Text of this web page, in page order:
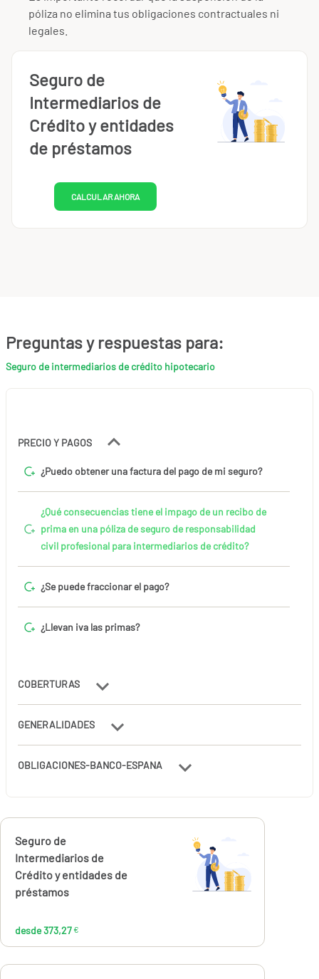
Preguntas y respuestas para:
Seguro de intermediarios de crédito hipotecario
PRECIO Y PAGOS
¿Puedo obtener una factura del pago de mi seguro?
¿Qué consecuencias tiene el impago de un recibo de
prima en una póliza de seguro de responsabilidad
civil profesional para intermediarios de crédito?
¿Se puede fraccionar el pago?
¿Llevan iva las primas?
COBERTURAS
GENERALIDADES
OBLIGACIONES-BANCO-ESPANA
póliza no elimina tus obligaciones contractuales ni
legales.
Seguro de
Intermediarios de
Crédito y entidades
de préstamos
CALCULAR AHORA
Calcúlalo ahora
Seguro de
Intermediarios de
Crédito y entidades de
préstamos
desde 373,27 €
373,27€